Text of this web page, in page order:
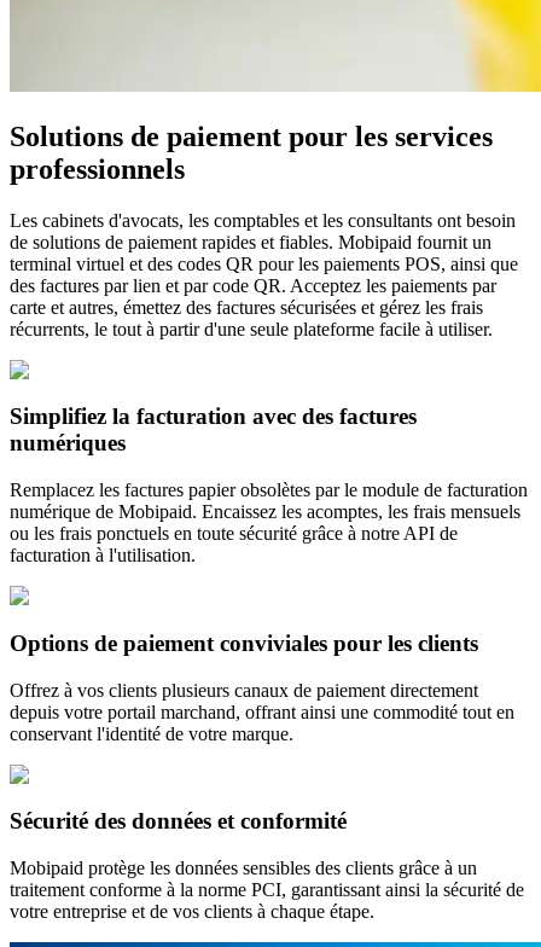
Solutions de paiement pour les services
professionnels
Les cabinets d'avocats, les comptables et les consultants ont besoin
de solutions de paiement rapides et fiables. Mobipaid fournit un
terminal virtuel et des codes QR pour les paiements POS, ainsi que
des factures par lien et par code QR. Acceptez les paiements par
carte et autres, émettez des factures sécurisées et gérez les frais
récurrents, le tout à partir d'une seule plateforme facile à utiliser.
Simplifiez la facturation avec des factures
numériques
Remplacez les factures papier obsolètes par le module de facturation
numérique de Mobipaid. Encaissez les acomptes, les frais mensuels
ou les frais ponctuels en toute sécurité grâce à notre API de
facturation à l'utilisation.
Options de paiement conviviales pour les clients
Offrez à vos clients plusieurs canaux de paiement directement
depuis votre portail marchand, offrant ainsi une commodité tout en
conservant l'identité de votre marque.
Sécurité des données et conformité
Mobipaid protège les données sensibles des clients grâce à un
traitement conforme à la norme PCI, garantissant ainsi la sécurité de
votre entreprise et de vos clients à chaque étape.